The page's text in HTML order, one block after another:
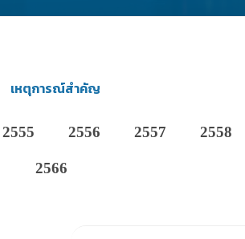
เหตุการณ์สำคัญ
2555 2556 2557 2558
2566